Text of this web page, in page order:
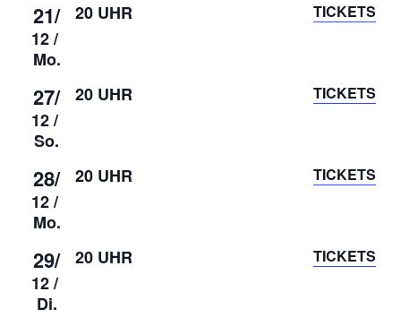
21/
12 /
Mo.
20 UHR TICKETS
27/
12 /
So.
20 UHR TICKETS
28/
12 /
Mo.
20 UHR TICKETS
29/
12 /
Di.
20 UHR TICKETS